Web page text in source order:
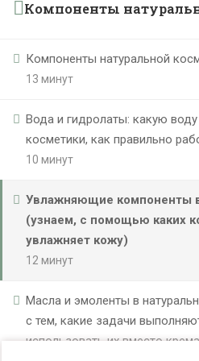
Компоненты
Компоненты натуральной
13 минут
Вода и гидролаты: какую
косметики, как правильно
10 минут
Увлажняющие компоненты
(узнаем, с помощью каких
увлажняет кожу)
12 минут
Масла и эмоленты в
с тем, какие задачи
использовать их вместо